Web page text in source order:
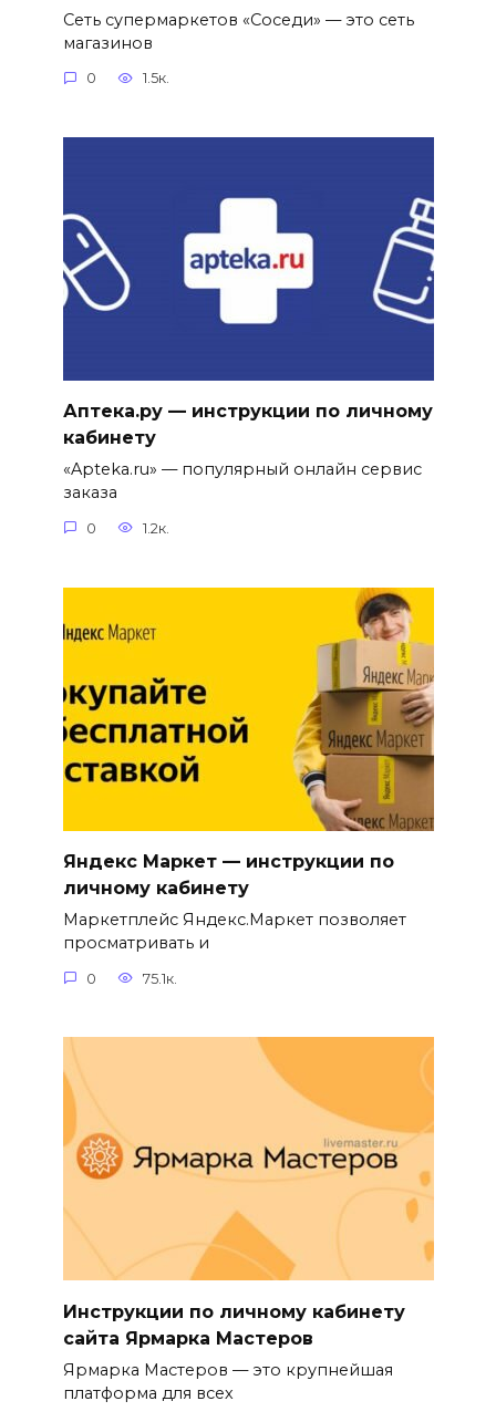
Сеть супермаркетов «Соседи» — это сеть
магазинов
0 1.5к.
Аптека.ру — инструкции по личному
кабинету
«Apteka.ru» — популярный онлайн сервис
заказа
0 1.2к.
Яндекс Маркет — инструкции по
личному кабинету
Маркетплейс Яндекс.Маркет позволяет
просматривать и
0 75.1к.
Инструкции по личному кабинету
сайта Ярмарка Мастеров
Ярмарка Мастеров — это крупнейшая
платформа для всех